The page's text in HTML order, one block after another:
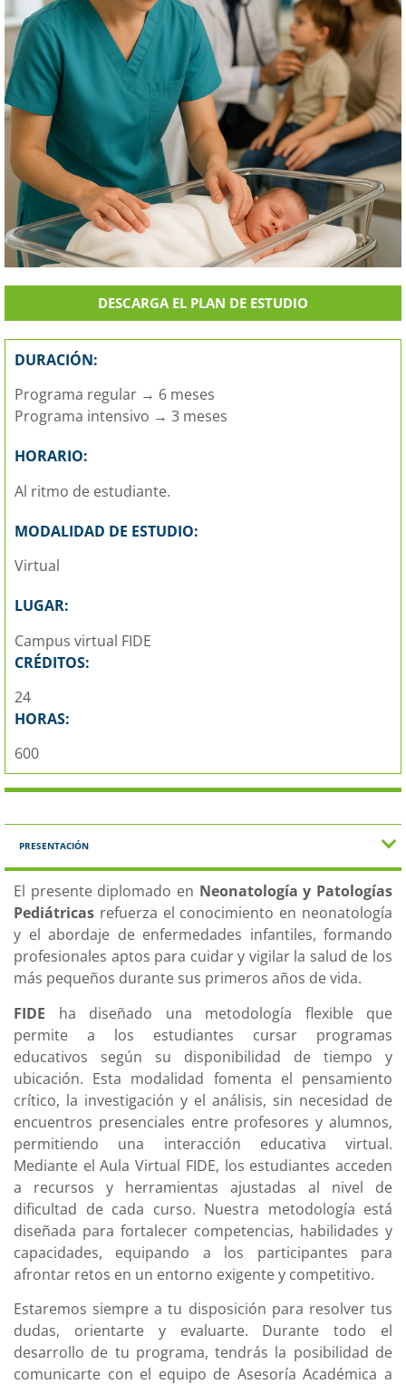
DESCARGA EL PLAN DE ESTUDIO
DURACIÓN:
Programa regular → 6 meses
Programa intensivo → 3 meses
HORARIO:
Al ritmo de estudiante.
MODALIDAD DE ESTUDIO:
Virtual
LUGAR:
Campus virtual FIDE
CRÉDITOS:
24
HORAS:
600
PRESENTACIÓN
El presente diplomado en Neonatología y Patologías
Pediátricas refuerza el conocimiento en neonatología
y el abordaje de enfermedades infantiles, formando
profesionales aptos para cuidar y vigilar la salud de los
más pequeños durante sus primeros años de vida.
FIDE ha diseñado una metodología flexible que
permite a los estudiantes cursar programas
educativos según su disponibilidad de tiempo y
ubicación. Esta modalidad fomenta el pensamiento
crítico, la investigación y el análisis, sin necesidad de
encuentros presenciales entre profesores y alumnos,
permitiendo una interacción educativa virtual.
Mediante el Aula Virtual FIDE, los estudiantes acceden
a recursos y herramientas ajustadas al nivel de
dificultad de cada curso. Nuestra metodología está
diseñada para fortalecer competencias, habilidades y
capacidades, equipando a los participantes para
afrontar retos en un entorno exigente y competitivo.
Estaremos siempre a tu disposición para resolver tus
dudas, orientarte y evaluarte. Durante todo el
desarrollo de tu programa, tendrás la posibilidad de
comunicarte con el equipo de Asesoría Académica a